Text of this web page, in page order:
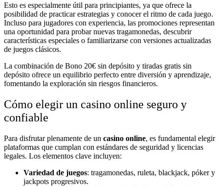
Esto es especialmente útil para principiantes, ya que ofrece la
posibilidad de practicar estrategias y conocer el ritmo de cada juego.
Incluso para jugadores con experiencia, las promociones representan
una oportunidad para probar nuevas tragamonedas, descubrir
características especiales o familiarizarse con versiones actualizadas
de juegos clásicos.
La combinación de Bono 20€ sin depósito y tiradas gratis sin
depósito ofrece un equilibrio perfecto entre diversión y aprendizaje,
fomentando la exploración sin riesgos financieros.
Cómo elegir un casino online seguro y
confiable
Para disfrutar plenamente de un casino online, es fundamental elegir
plataformas que cumplan con estándares de seguridad y licencias
legales. Los elementos clave incluyen:
Variedad de juegos: tragamonedas, ruleta, blackjack, póker y
jackpots progresivos.